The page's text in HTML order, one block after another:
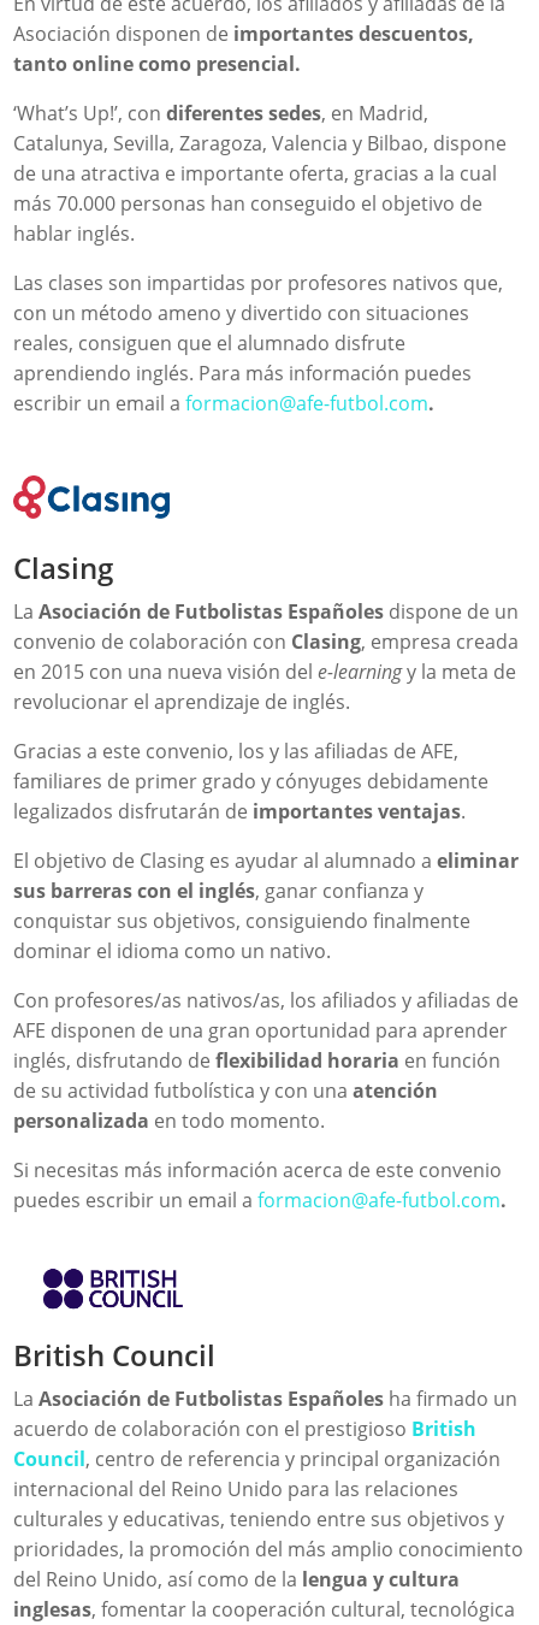
Asociación disponen de importantes descuentos,
tanto online como presencial.
‘What’s Up!’, condiferentes sedes, en Madrid,
Catalunya, Sevilla, Zaragoza, Valencia y Bilbao, dispone
de una atractiva e importante oferta, gracias a la cual
más 70.000 personas han conseguido el objetivo de
hablar inglés.
Las clases son impartidas por profesores nativos que,
con un método ameno y divertido con situaciones
reales, consiguen que el alumnado disfrute
aprendiendo inglés. Para más información puedes
escribir un email aformacion@afe-futbol.com.
Clasing
LaAsociación de Futbolistas Españoles dispone de un
convenio de colaboración con Clasing, empresa creada
en 2015 con una nueva visión dele-learningy la meta de
revolucionar el aprendizaje de inglés.
Gracias a este convenio, los y las afiliadas de AFE,
familiares de primer grado y cónyuges debidamente
legalizados disfrutarán de importantes ventajas.
El objetivo de Clasing es ayudar al alumnado aeliminar
sus barreras con el inglés, ganar confianza y
conquistar sus objetivos, consiguiendo finalmente
dominar el idioma como un nativo.
Con profesores/as nativos/as, los afiliados y afiliadas de
AFE disponen de una gran oportunidad para aprender
inglés, disfrutando deflexibilidad horaria en función
de su actividad futbolística y con unaatención
personalizada en todo momento.
Si necesitas más información acerca de este convenio
puedes escribir un email aformacion@afe-futbol.com.
British Council
LaAsociación de Futbolistas Españoles ha firmado un
acuerdo de colaboración con el prestigioso British
Council, centro de referencia y principal organización
internacional del Reino Unido para las relaciones
culturales y educativas, teniendo entre sus objetivos y
prioridades, la promoción del más amplio conocimiento
del Reino Unido, así como de la lengua y cultura
inglesas, fomentar la cooperación cultural, tecnológica